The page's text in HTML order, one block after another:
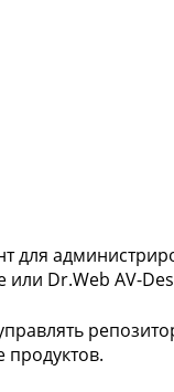
Dr.Web AV-
продуктов.